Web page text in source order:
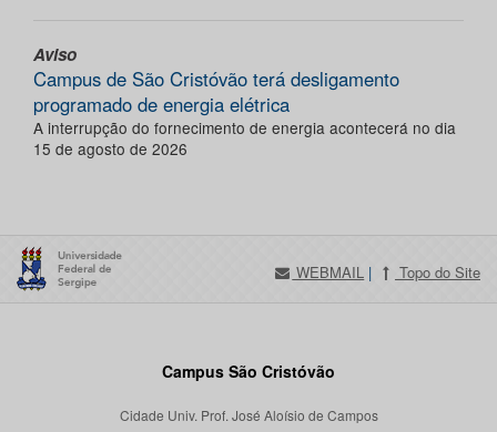
Aviso
Campus de São Cristóvão terá desligamento
programado de energia elétrica
A interrupção do fornecimento de energia acontecerá no dia
15 de agosto de 2026
WEBMAIL | Topo do Site
Campus São Cristóvão
Cidade Univ. Prof. José Aloísio de Campos